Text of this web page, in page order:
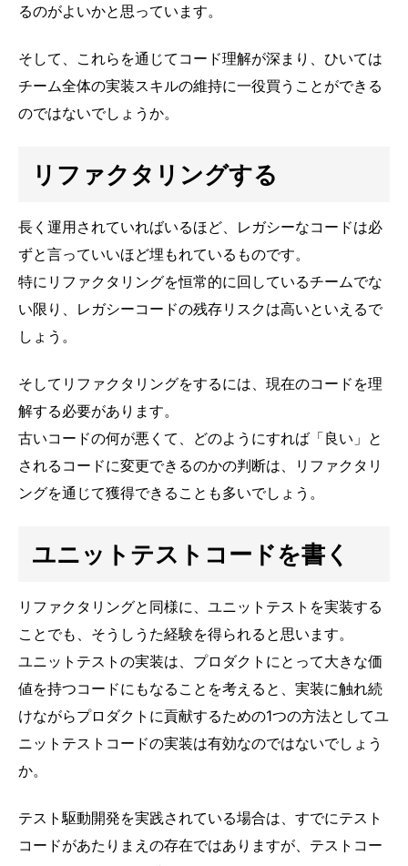
るのがよいかと思っています。
そして、これらを通じてコード理解が深まり、ひいては
チーム全体の実装スキルの維持に一役買うことができる
のではないでしょうか。
リファクタリングする
長く運用されていればいるほど、レガシーなコードは必
ずと言っていいほど埋もれているものです。
特にリファクタリングを恒常的に回しているチームでな
い限り、レガシーコードの残存リスクは高いといえるで
しょう。
そしてリファクタリングをするには、現在のコードを理
解する必要があります。
古いコードの何が悪くて、どのようにすれば「良い」と
されるコードに変更できるのかの判断は、リファクタリ
ングを通じて獲得できることも多いでしょう。
ユニットテストコードを書く
リファクタリングと同様に、ユニットテストを実装する
ことでも、そうしうた経験を得られると思います。
ユニットテストの実装は、プロダクトにとって大きな価
値を持つコードにもなることを考えると、実装に触れ続
けながらプロダクトに貢献するための1つの方法としてユ
ニットテストコードの実装は有効なのではないでしょう
か。
テスト駆動開発を実践されている場合は、すでにテスト
コードがあたりまえの存在ではありますが、テストコー